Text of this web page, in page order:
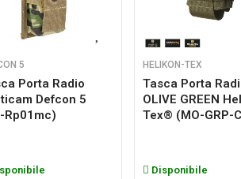
5
Porta Radio
Defcon 5
Rp01mc)
HELIKON-TEX
Tasca Porta
OLIVE GREEN
Tex® (MO-GRP-
Disponibile